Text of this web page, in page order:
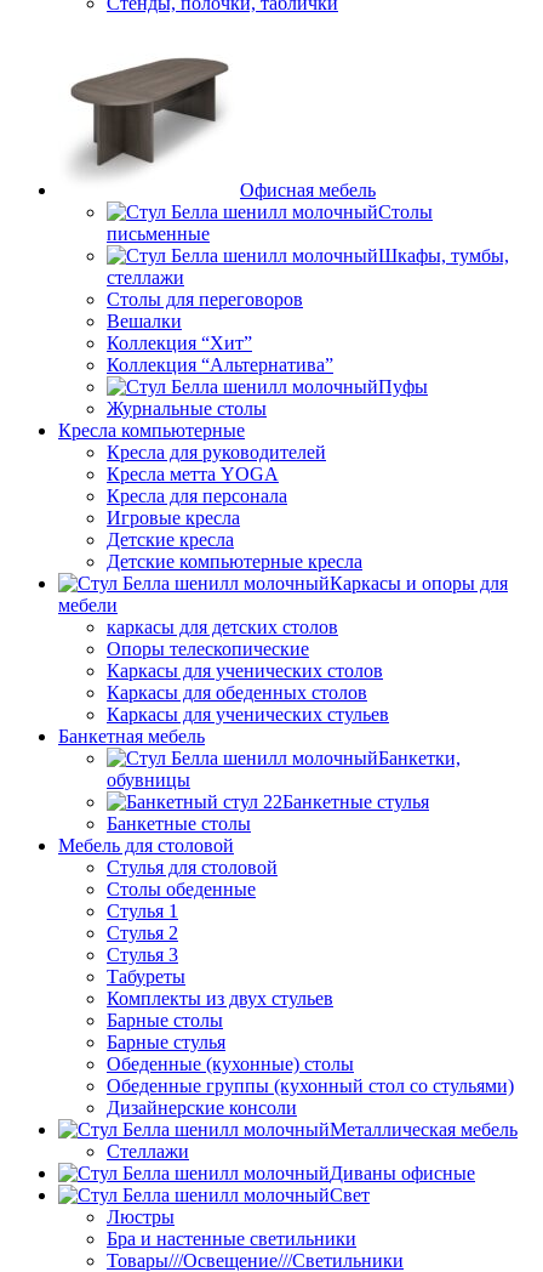
Офисная мебель
Столы
письменные
Шкафы, тумбы,
стеллажи
Столы для переговоров
Вешалки
Коллекция “Хит”
Коллекция “Альтернатива”
Пуфы
Журнальные столы
Кресла компьютерные
Кресла для руководителей
Кресла метта YOGA
Кресла для персонала
Игровые кресла
Детские кресла
Детские компьютерные кресла
Каркасы и опоры для
мебели
каркасы для детских столов
Опоры телескопические
Каркасы для ученических столов
Каркасы для обеденных столов
Каркасы для ученических стульев
Банкетная мебель
Банкетки,
обувницы
Банкетные стулья
Банкетные столы
Мебель для столовой
Стулья для столовой
Столы обеденные
Стулья 1
Стулья 2
Стулья 3
Табуреты
Комплекты из двух стульев
Барные столы
Барные стулья
Обеденные (кухонные) столы
Обеденные группы (кухонный стол со стульями)
Дизайнерские консоли
Металлическая мебель
Стеллажи
Диваны офисные
Свет
Люстры
Бра и настенные светильники
Товары///Освещение///Светильники